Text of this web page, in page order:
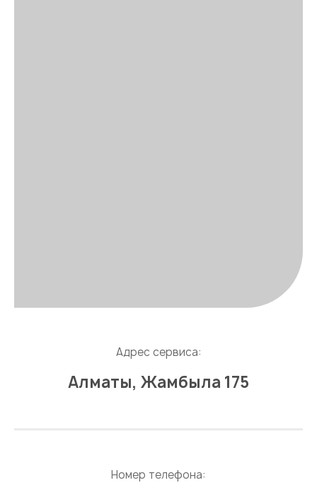
Адрес сервиса:
Алматы, Жамбыла 175
Номер телефона: